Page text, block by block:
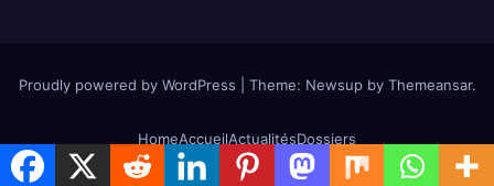
Proudly powered by WordPress Theme: Newsup by Themeansar.
HomeAccueilActualitésDossiers